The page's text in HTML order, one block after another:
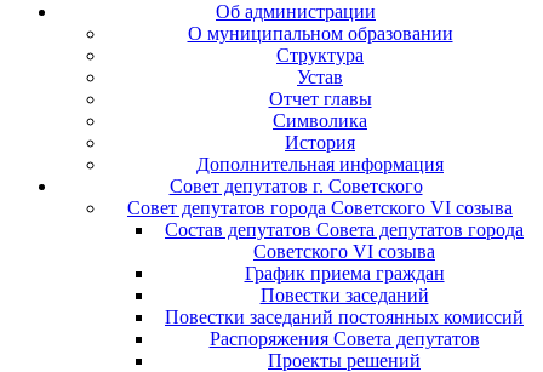
Об администрации
О муниципальном образовании
Структура
Устав
Отчет главы
Символика
История
Дополнительная информация
Совет депутатов г. Советского
Совет депутатов города Советского VI созыва
Состав депутатов Совета депутатов города
Советского VI созыва
График приема граждан
Повестки заседаний
Повестки заседаний постоянных комиссий
Распоряжения Совета депутатов
Проекты решений